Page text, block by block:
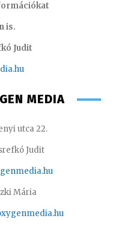
is.
Judit
MEDIA
utca 22.
Judit
Mária